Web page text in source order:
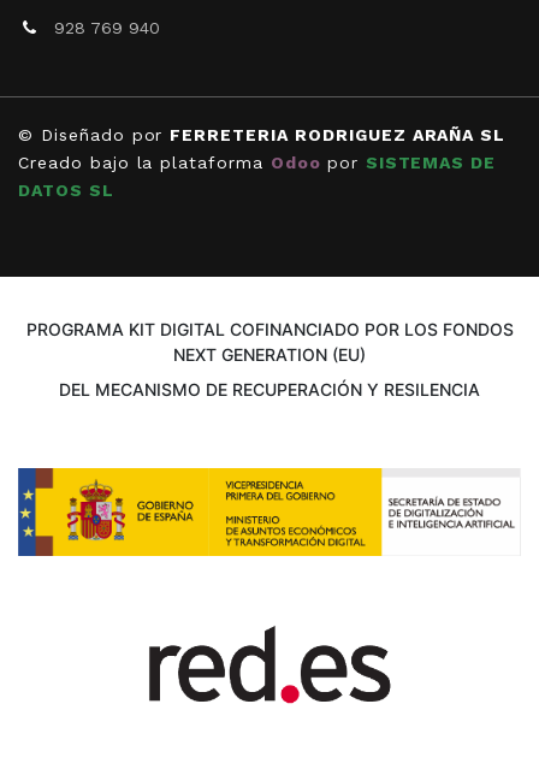
928 769 940
© Diseñado por FERRETERIA RODRIGUEZ ARAÑA SL
Creado bajo la plataforma Odoo por SISTEMAS DE
DATOS SL
PROGRAMA KIT DIGITAL COFINANCIADO POR LOS FONDOS
NEXT GENERATION (EU)
DEL MECANISMO DE RECUPERACIÓN Y RESILENCIA